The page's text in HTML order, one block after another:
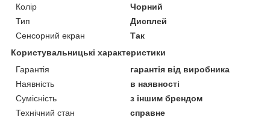
Колір
Чорний
Тип
Дисплей
Сенсорний екран
Так
Користувальницькі характеристики
Гарантія
гарантія від виробника
Наявність
в наявності
Сумісність
з іншим брендом
Технічний стан
справне